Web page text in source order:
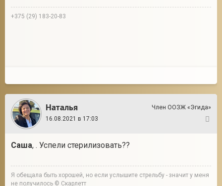
+375 (29) 183-20-83
Наталья
Член ООЗЖ «Эгида»
16.08.2021 в 17:03
Саша, . Успели стерилизовать??
Я обещала быть хорошей, но если услышите стрельбу - значит у меня
не получилось © Скарлетт